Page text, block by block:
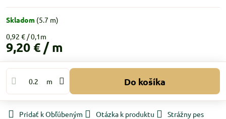
Skladom (5.7 m)
0,92 €
9,20 € / m
m Do košíka
Pridať k Obľúbeným Otázka k produktu
Strážny pes